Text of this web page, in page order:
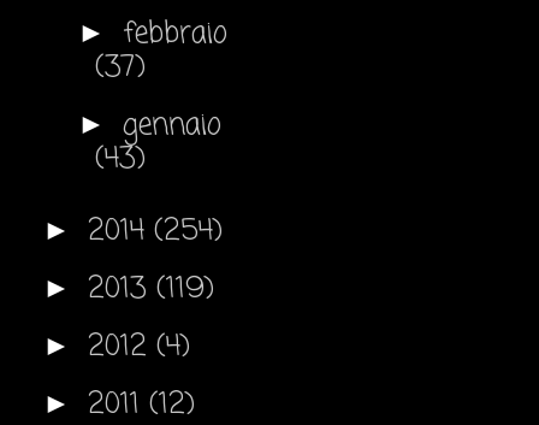
► febbraio
(37)
► gennaio
(43)
► 2014 (254)
► 2013 (119)
► 2012 (4)
► 2011 (12)